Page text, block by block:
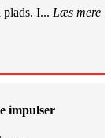
plads. I... Læs mere
impulser